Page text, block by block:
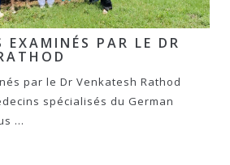
EXAMINÉS PAR LE DR
par le Dr Venkatesh Rathod
spécialisés du German
...